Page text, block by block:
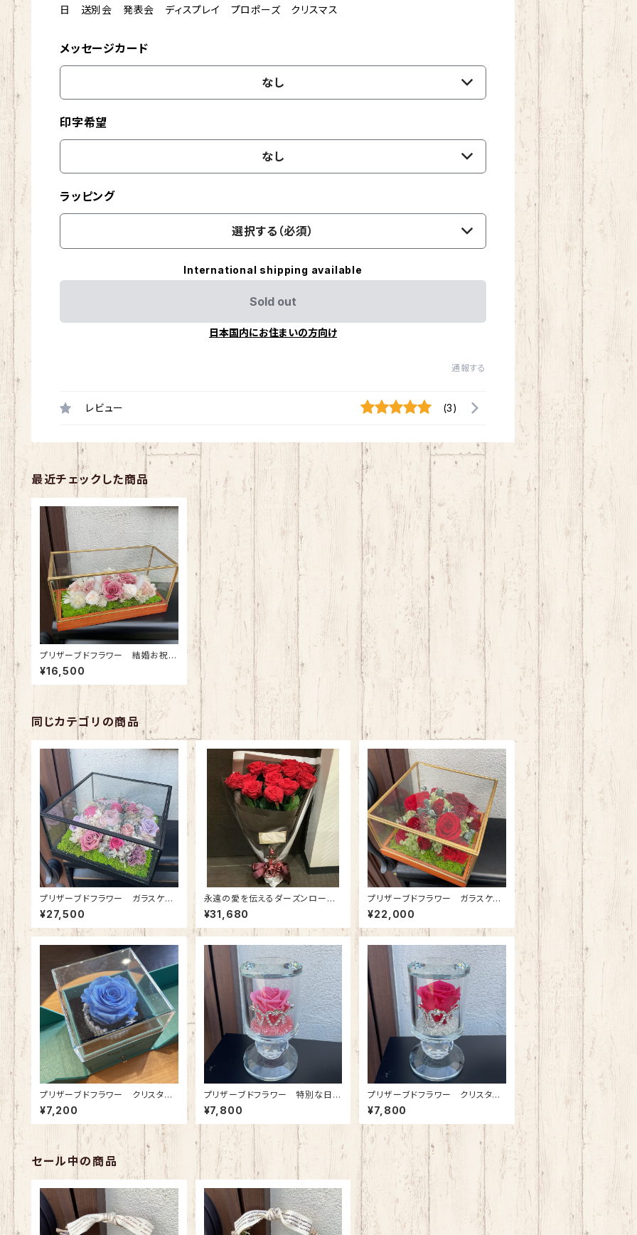
日 送別会 発表会 ディスプレイ プロポーズ クリスマス
メッセージカード
なし
印字希望
なし
ラッピング
選択する（必須）
International shipping available
Sold out
日本国内にお住まいの方向け
通報する
レビュー (3)
最近チェックした商品
プリザーブドフラワー 結婚お祝い
にお薦め！ ガラスケース(長方形・
中) ピンクホワイト
¥16,500
同じカテゴリの商品
プリザーブドフラワー ガラスケー
¥27,500
永遠の愛を伝えるダーズンローズ
｜12本の赤バラのプリザーブドフラ
ワー花束（プロポーズ専用） ※受
注生産（約３週間）
¥31,680
プリザーブドフラワー ガラスケー
¥22,000
プリザーブドフラワー クリスタル
ブレス(ジュエリーボックス)プラチ
ナブルー
¥7,200
プリザーブドフラワー 特別な日に
特別な人へ クリスタルティアラ(プ
リンセスピンク)
¥7,800
プリザーブドフラワー クリスタル
ティアラ(ローズピンク)
¥7,800
セール中の商品